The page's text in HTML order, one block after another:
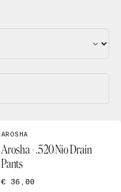
AROSHA
Arosha - .520 Nio Drain
Pants
€ 36,00